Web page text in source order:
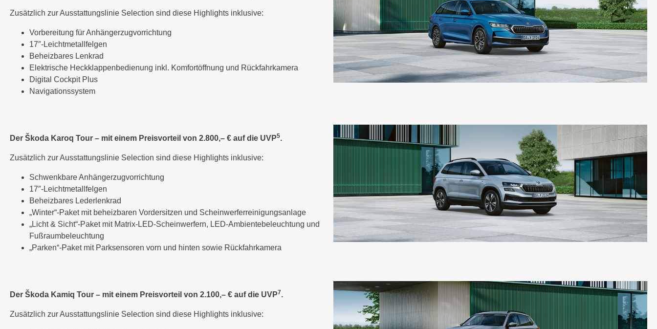
Zusätzlich zur Ausstattungslinie Selection sind diese Highlights inklusive:
Vorbereitung für Anhängerzugvorrichtung
17″-Leichtmetallfelgen
Beheizbares Lenkrad
Elektrische Heckklappenbedienung inkl. Komfortöffnung und Rückfahrkamera
Digital Cockpit Plus
Navigationssystem
Der Škoda Karoq Tour – mit einem Preisvorteil von 2.800,– € auf die UVP5.
Zusätzlich zur Ausstattungslinie Selection sind diese Highlights inklusive:
Schwenkbare Anhängerzugvorrichtung
17″-Leichtmetallfelgen
Beheizbares Lederlenkrad
„Winter“-Paket mit beheizbaren Vordersitzen und Scheinwerferreinigungsanlage
„Licht & Sicht“-Paket mit Matrix-LED-Scheinwerfern, LED-Ambientebeleuchtung und
Fußraumbeleuchtung
„Parken“-Paket mit Parksensoren vorn und hinten sowie Rückfahrkamera
Der Škoda Kamiq Tour – mit einem Preisvorteil von 2.100,– € auf die UVP7.
Zusätzlich zur Ausstattungslinie Selection sind diese Highlights inklusive: